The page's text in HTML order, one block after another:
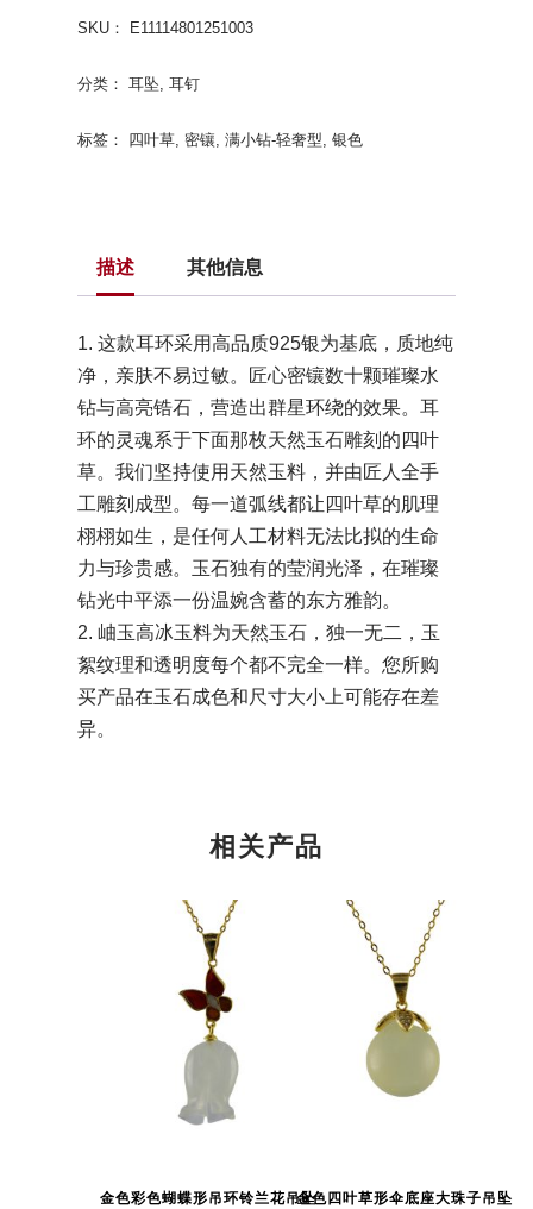
SKU： E11114801251003
分类： 耳坠, 耳钉
标签： 四叶草, 密镶, 满小钻-轻奢型, 银色
描述 其他信息
1. 这款耳环采用高品质925银为基底，质地纯
净，亲肤不易过敏。匠心密镶数十颗璀璨水
钻与高亮锆石，营造出群星环绕的效果。耳
环的灵魂系于下面那枚天然玉石雕刻的四叶
草。我们坚持使用天然玉料，并由匠人全手
工雕刻成型。每一道弧线都让四叶草的肌理
栩栩如生，是任何人工材料无法比拟的生命
力与珍贵感。玉石独有的莹润光泽，在璀璨
钻光中平添一份温婉含蓄的东方雅韵。
2. 岫玉高冰玉料为天然玉石，独一无二，玉
絮纹理和透明度每个都不完全一样。您所购
买产品在玉石成色和尺寸大小上可能存在差
异。
相关产品
金色彩色蝴蝶形吊环铃兰花吊坠金色四叶草形伞底座大珠子吊坠